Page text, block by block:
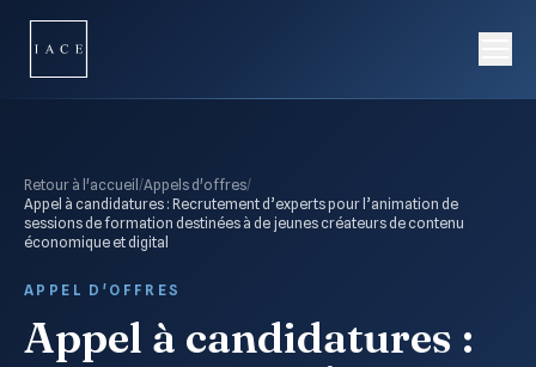
Retour à l'accueil /Appels d'offres/
Appel à candidatures : Recrutement d’experts pour l’animation de
sessions de formation destinées à de jeunes créateurs de contenu
économique et digital
APPEL D'OFFRES
Appel à candidatures :